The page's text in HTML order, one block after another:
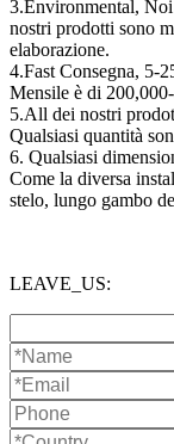
3.Environmental,
nostri prodotti sono
elaborazione.
4.Fast Consegna, 5-
Mensile è di
5.All dei nostri
Qualsiasi quantità
6. Qualsiasi
Come la diversa
stelo, lungo gambo
LEAVE_US: